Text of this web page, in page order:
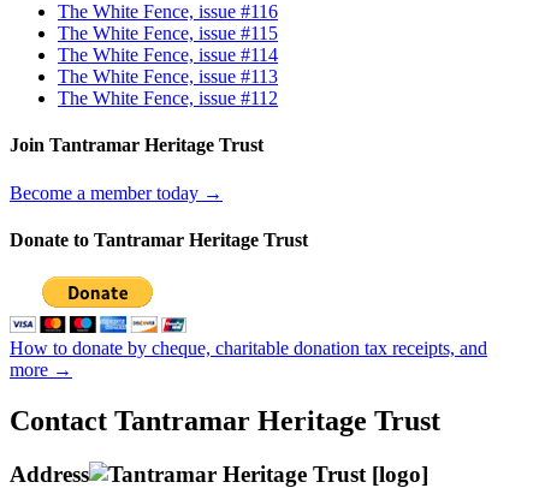
The White Fence, issue #116
The White Fence, issue #115
The White Fence, issue #114
The White Fence, issue #113
The White Fence, issue #112
Join Tantramar Heritage Trust
Become a member today →
Donate to Tantramar Heritage Trust
How to donate by cheque, charitable donation tax receipts, and
more →
Contact Tantramar Heritage Trust
Address